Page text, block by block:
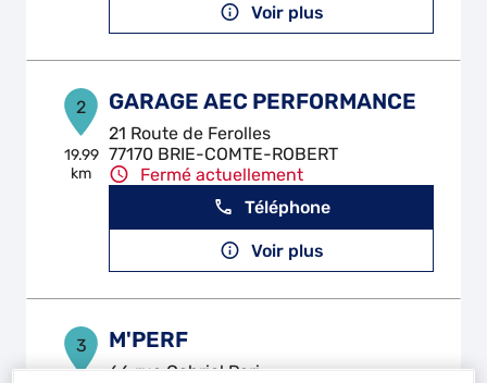
Voir plus
2
19.99
km
GARAGE AEC PERFORMANCE
21 Route de Ferolles
77170 BRIE-COMTE-ROBERT
Fermé actuellement
Téléphone
Voir plus
3 M'PERF
66 rue Gabriel Peri